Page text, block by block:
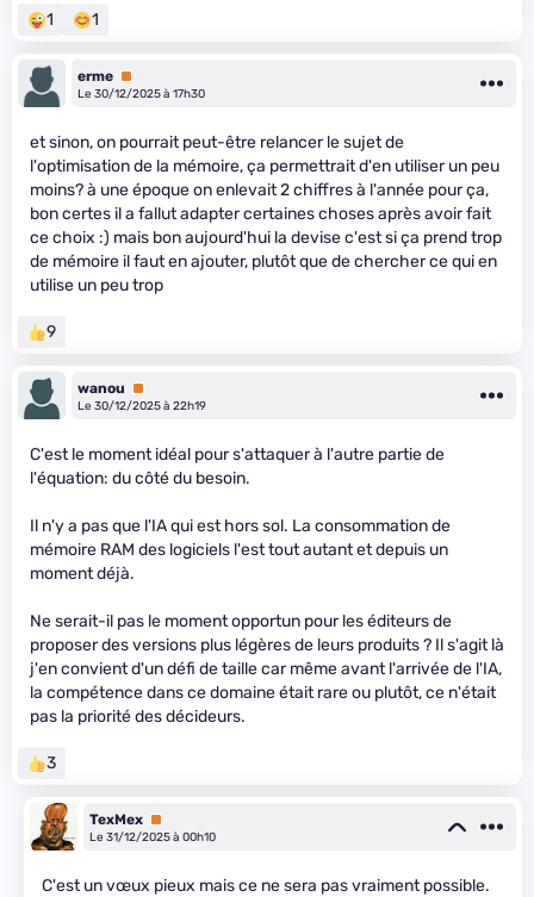
1 1
erme Premium
Le 30/12/2025 à 17h30
et sinon, on pourrait peut-être relancer le sujet de
l'optimisation de la mémoire, ça permettrait d'en utiliser un peu
moins? à une époque on enlevait 2 chiffres à l'année pour ça,
bon certes il a fallut adapter certaines choses après avoir fait
ce choix :) mais bon aujourd'hui la devise c'est si ça prend trop
de mémoire il faut en ajouter, plutôt que de chercher ce qui en
utilise un peu trop
9
wanou
Premium
Le 30/12/2025 à 22h19
C'est le moment idéal pour s'attaquer à l'autre partie de
l'équation: du côté du besoin.
Il n'y a pas que l'IA qui est hors sol. La consommation de
mémoire RAM des logiciels l'est tout autant et depuis un
moment déjà.
Ne serait-il pas le moment opportun pour les éditeurs de
proposer des versions plus légères de leurs produits ? Il s'agit là
j'en convient d'un défi de taille car même avant l'arrivée de l'IA,
la compétence dans ce domaine était rare ou plutôt, ce n'était
pas la priorité des décideurs.
3
TexMex Premium
Le 31/12/2025 à 00h10
C'est un vœux pieux mais ce ne sera pas vraiment possible.